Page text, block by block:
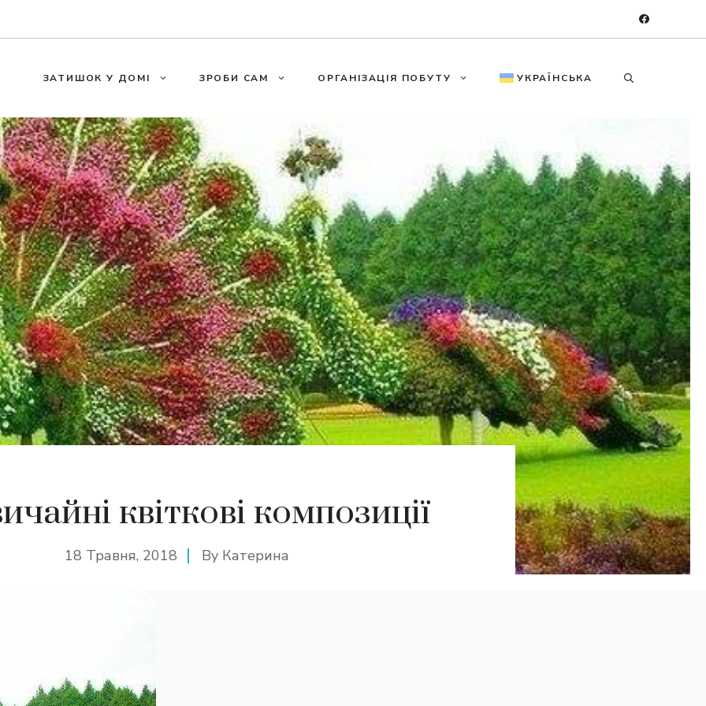
ЗАТИШОК У ДОМІ ЗРОБИ САМ ОРГАНІЗАЦІЯ ПОБУТУ УКРАЇНСЬКА
квіткові композиції
18 Травня, 2018 By Катерина